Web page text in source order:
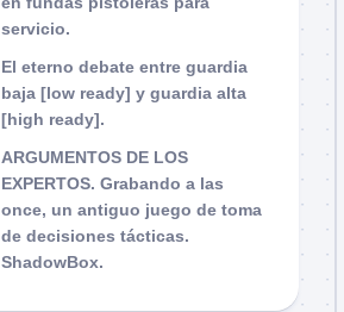
servicio.
El eterno debate entre guardia
baja [low ready] y guardia alta
[high ready].
ARGUMENTOS DE LOS
EXPERTOS. Grabando a las
once, un antiguo juego de toma
de decisiones tácticas.
ShadowBox.